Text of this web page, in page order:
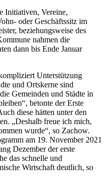
Initiativen, Vereine,
oder Geschäftssitz im
beziehungsweise des
nahmen die
dann bis Ende Januar
Unterstützung
und Ortskerne sind
Gemeinden und Städte in
betonte der Erste
diese hätten unter den
„Deshalb freue ich mich,
wurde“, so Zachow.
am 19. November 2021
Dezember der erste
das schnelle und
Wirtschaft deutlich, so